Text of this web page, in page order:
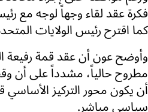
فكرة عقد لقاء وجهاً لوجه مع
كما اقترح رئيس الولايات
وأوضح عون أن عقد قمة رفيعة
مطروح حالياً، مشدداً على أن
أن يكون محور التركيز